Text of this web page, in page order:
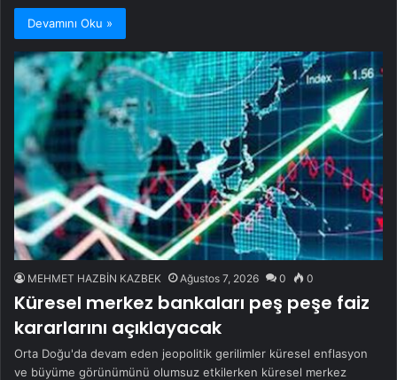
Devamını Oku »
MEHMET HAZBİN KAZBEK Ağustos 7, 2026 0 0
Küresel merkez bankaları peş peşe faiz
kararlarını açıklayacak
Orta Doğu'da devam eden jeopolitik gerilimler küresel enflasyon
ve büyüme görünümünü olumsuz etkilerken küresel merkez